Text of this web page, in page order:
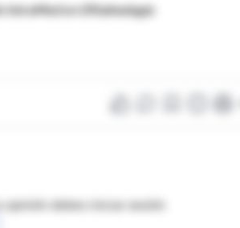
IntraMed en Oftalmología
debes iniciar sesión